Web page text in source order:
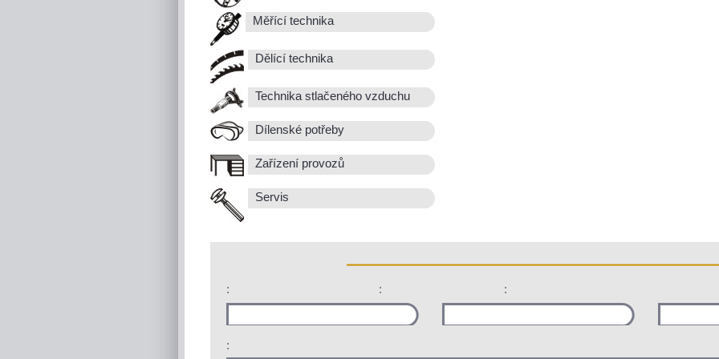
Měřící technika
Dělící technika
Technika stlačeného vzduchu
Dílenské potřeby
Zařízení provozů
Servis
: : :
: